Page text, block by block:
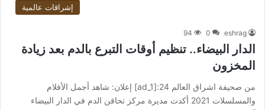
إشراقات عالمية
eshrag
0
94
الدار البيضاء.. تنظيم أوقات التبرع بالدم بعد زيادة
المخزون
من صحيفة اشراق العالم 24:[ad_1] إعلان: شاهد أجمل الأفلام
والمسلسلات 2021 أكدت مديرة مركز تحاقن الدم في الدار البيضاء